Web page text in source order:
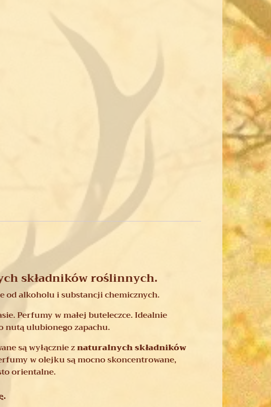
składników roślinnych.
od alkoholu i substancji chemicznych.
Perfumy w małej buteleczce. Idealnie
nutą ulubionego zapachu.
są wyłącznie znaturalnych składników
w olejku są mocno skoncentrowane,
orientalne.